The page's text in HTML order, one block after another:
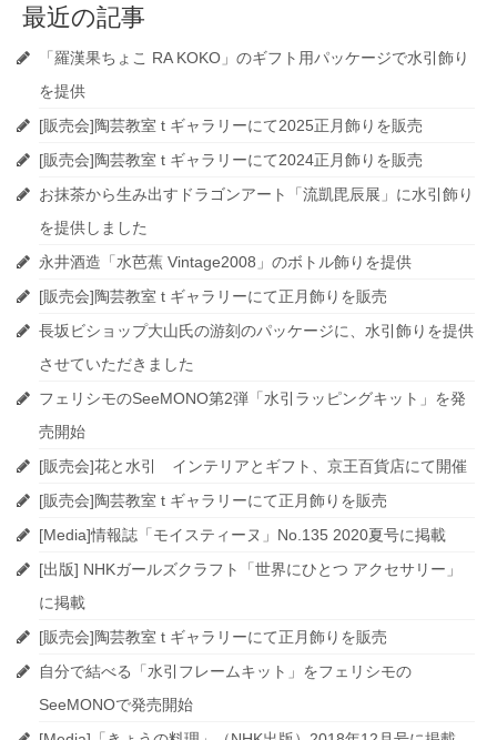
最近の記事
「羅漢果ちょこ RA KOKO」のギフト用パッケージで水引飾り
を提供
[販売会]陶芸教室 t ギャラリーにて2025正月飾りを販売
[販売会]陶芸教室 t ギャラリーにて2024正月飾りを販売
お抹茶から生み出すドラゴンアート「流凱毘辰展」に水引飾り
を提供しました
永井酒造「水芭蕉 Vintage2008」のボトル飾りを提供
[販売会]陶芸教室 t ギャラリーにて正月飾りを販売
長坂ビショップ大山氏の游刻のパッケージに、水引飾りを提供
させていただきました
フェリシモのSeeMONO第2弾「水引ラッピングキット」を発
売開始
[販売会]花と水引 インテリアとギフト、京王百貨店にて開催
[販売会]陶芸教室 t ギャラリーにて正月飾りを販売
[Media]情報誌「モイスティーヌ」No.135 2020夏号に掲載
[出版] NHKガールズクラフト「世界にひとつ アクセサリー」
に掲載
[販売会]陶芸教室 t ギャラリーにて正月飾りを販売
自分で結べる「水引フレームキット」をフェリシモの
SeeMONOで発売開始